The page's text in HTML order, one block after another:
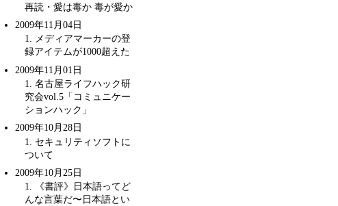
再読・ 愛は毒か 毒が愛か
2009年11月04日
1. メディアマーカーの登
録アイテムが1000超えた
2009年11月01日
1
名古屋ライフハック研
究会vol.5「コミュニケー
ションハック」
2009年10月28日
1
. セキュリティソフトに
ついて
2009年10月25日
1. 《書評》日本語ってど
んな言葉だ〜日本語とい